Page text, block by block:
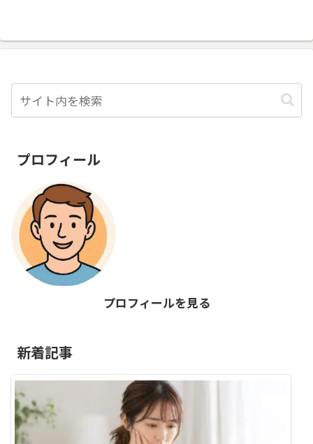
プロフィール
プロフィールを見る
新着記事